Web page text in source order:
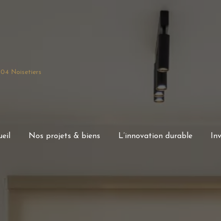
Nos projets & biens L’innovation durable
Noisetiers